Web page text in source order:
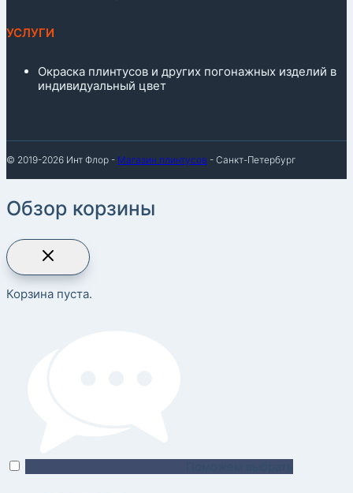
УСЛУГИ
Окраска плинтусов и других погонажных изделий в
индивидуальный цвет
© 2019-2026 Инт Флор - Магазин плинтусов - Санкт-Петербург
Обзор корзины
Корзина пуста.